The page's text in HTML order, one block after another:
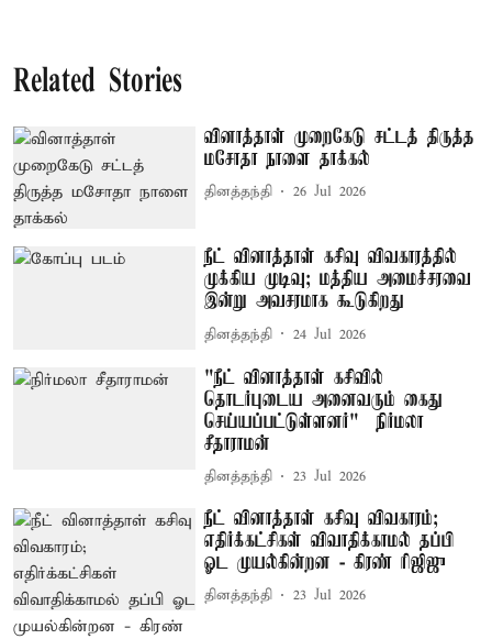
Related Stories
வினாத்தாள் முறைகேடு சட்டத் திருத்த
மசோதா நாளை தாக்கல்
தினத்தந்தி 26 Jul 2026
நீட் வினாத்தாள் கசிவு விவகாரத்தில்
முக்கிய முடிவு; மத்திய அமைச்சரவை
இன்று அவசரமாக கூடுகிறது
தினத்தந்தி 24 Jul 2026
"நீட் வினாத்தாள் கசிவில்
தொடர்புடைய அனைவரும் கைது
செய்யப்பட்டுள்ளனர்" – நிர்மலா
சீதாராமன்
தினத்தந்தி 23 Jul 2026
நீட் வினாத்தாள் கசிவு விவகாரம்;
எதிர்க்கட்சிகள் விவாதிக்காமல் தப்பி
ஓட முயல்கின்றன - கிரண் ரிஜிஜு
தினத்தந்தி 23 Jul 2026